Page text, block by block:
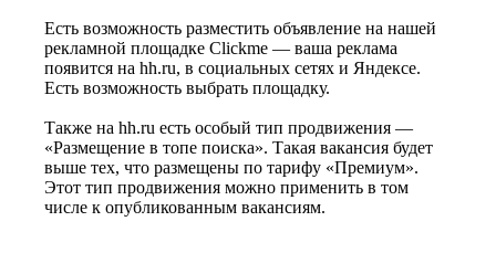
Есть возможность разместить объявление на нашей
рекламной площадке Clickme — ваша реклама
появится на hh.ru, в социальных сетях и Яндексе.
Есть возможность выбрать площадку.
Также на hh.ru есть особый тип продвижения —
«Размещение в топе поиска». Такая вакансия будет
выше тех, что размещены по тарифу «Премиум».
Этот тип продвижения можно применить в том
числе к опубликованным вакансиям.